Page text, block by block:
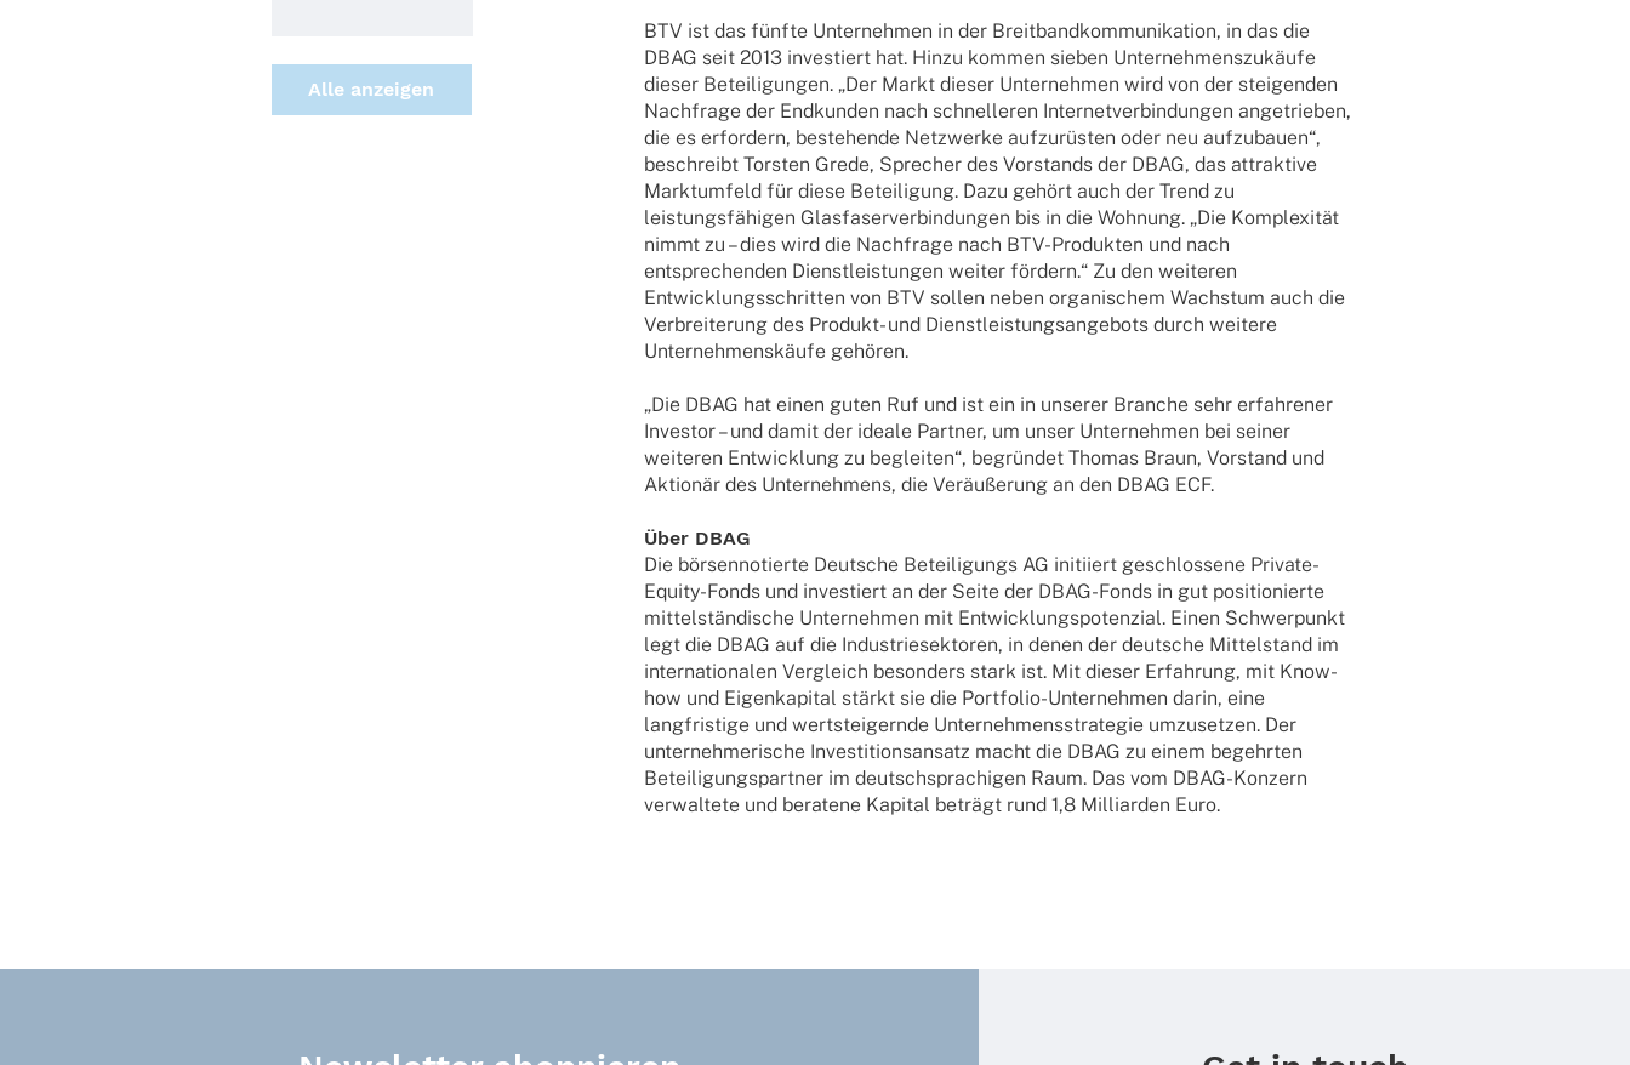
Alle anzei­gen
BTV ist das fünfte Unter­neh­men in der Breit­band­kom­mu­ni­ka­tion, in das die
DBAG seit 2013 inves­tiert hat. Hinzu kommen sieben Unter­neh­mens­zu­käufe
dieser Betei­li­gun­gen. „Der Markt dieser Unter­neh­men wird von der stei­gen­den
Nach­frage der Endkun­den nach schnel­le­ren Inter­net­ver­bin­dun­gen ange­trie­ben,
die es erfor­dern, bestehende Netz­werke aufzu­rüs­ten oder neu aufzu­bauen“,
beschreibt Tors­ten Grede, Spre­cher des Vorstands der DBAG, das attrak­tive
Markt­um­feld für diese Betei­li­gung. Dazu gehört auch der Trend zu
leis­tungs­fä­hi­gen Glas­fa­ser­ver­bin­dun­gen bis in die Wohnung. „Die Komple­xi­tät
nimmt zu – dies wird die Nach­frage nach BTV-Produk­­ten und nach
entspre­chen­den Dienst­leis­tun­gen weiter fördern.“ Zu den weite­ren
Entwick­lungs­schrit­ten von BTV sollen neben orga­ni­schem Wachs­tum auch die
Verbrei­te­rung des Produkt- und Dienst­leis­tungs­an­ge­bots durch weitere
Unter­neh­mens­käufe gehören.
„Die DBAG hat einen guten Ruf und ist ein in unse­rer Bran­che sehr erfah­re­ner
Inves­tor – und damit der ideale Part­ner, um unser Unter­neh­men bei seiner
weite­ren Entwick­lung zu beglei­ten“, begrün­det Thomas Braun, Vorstand und
Aktio­när des Unter­neh­mens, die Veräu­ße­rung an den DBAG ECF.
Über DBAG
Die börsen­no­tierte Deut­sche Betei­li­gungs AG initi­iert geschlos­sene Private-
Equity-Fonds und inves­tiert an der Seite der DBAG-Fonds in gut posi­tio­nierte
mittel­stän­di­sche Unter­neh­men mit Entwick­lungs­po­ten­zial. Einen Schwer­punkt
legt die DBAG auf die Indus­trie­sek­to­ren, in denen der deut­sche Mittel­stand im
inter­na­tio­na­len Vergleich beson­ders stark ist. Mit dieser Erfah­rung, mit Know-
how und Eigen­ka­pi­tal stärkt sie die Port­­fo­­lio-Unter­­neh­­men darin, eine
lang­fris­tige und wert­stei­gernde Unter­neh­mens­stra­te­gie umzu­set­zen. Der
unter­neh­me­ri­sche Inves­ti­ti­ons­an­satz macht die DBAG zu einem begehr­ten
Betei­li­gungs­part­ner im deutsch­spra­chi­gen Raum. Das vom DBAG-Konzern
verwal­tete und bera­tene Kapi­tal beträgt rund 1,8 Milli­ar­den Euro.